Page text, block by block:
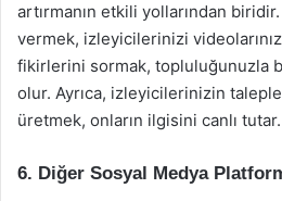
artırmanın etkili yollarından
vermek, izleyicilerinizi
fikirlerini sormak, topluluğunuzla
olur. Ayrıca, izleyicilerinizin
üretmek, onların ilgisini canlı tutar.
6. Diğer Sosyal Medya